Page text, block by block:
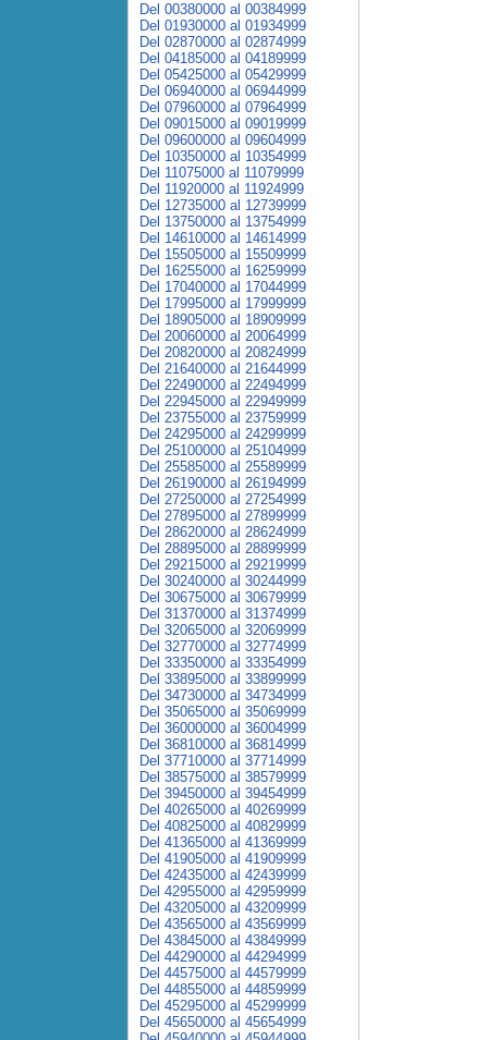
Del 00380000 al 00384999
Del 01930000 al 01934999
Del 02870000 al 02874999
Del 04185000 al 04189999
Del 05425000 al 05429999
Del 06940000 al 06944999
Del 07960000 al 07964999
Del 09015000 al 09019999
Del 09600000 al 09604999
Del 10350000 al 10354999
Del 11075000 al 11079999
Del 11920000 al 11924999
Del 12735000 al 12739999
Del 13750000 al 13754999
Del 14610000 al 14614999
Del 15505000 al 15509999
Del 16255000 al 16259999
Del 17040000 al 17044999
Del 17995000 al 17999999
Del 18905000 al 18909999
Del 20060000 al 20064999
Del 20820000 al 20824999
Del 21640000 al 21644999
Del 22490000 al 22494999
Del 22945000 al 22949999
Del 23755000 al 23759999
Del 24295000 al 24299999
Del 25100000 al 25104999
Del 25585000 al 25589999
Del 26190000 al 26194999
Del 27250000 al 27254999
Del 27895000 al 27899999
Del 28620000 al 28624999
Del 28895000 al 28899999
Del 29215000 al 29219999
Del 30240000 al 30244999
Del 30675000 al 30679999
Del 31370000 al 31374999
Del 32065000 al 32069999
Del 32770000 al 32774999
Del 33350000 al 33354999
Del 33895000 al 33899999
Del 34730000 al 34734999
Del 35065000 al 35069999
Del 36000000 al 36004999
Del 36810000 al 36814999
Del 37710000 al 37714999
Del 38575000 al 38579999
Del 39450000 al 39454999
Del 40265000 al 40269999
Del 40825000 al 40829999
Del 41365000 al 41369999
Del 41905000 al 41909999
Del 42435000 al 42439999
Del 42955000 al 42959999
Del 43205000 al 43209999
Del 43565000 al 43569999
Del 43845000 al 43849999
Del 44290000 al 44294999
Del 44575000 al 44579999
Del 44855000 al 44859999
Del 45295000 al 45299999
Del 45650000 al 45654999